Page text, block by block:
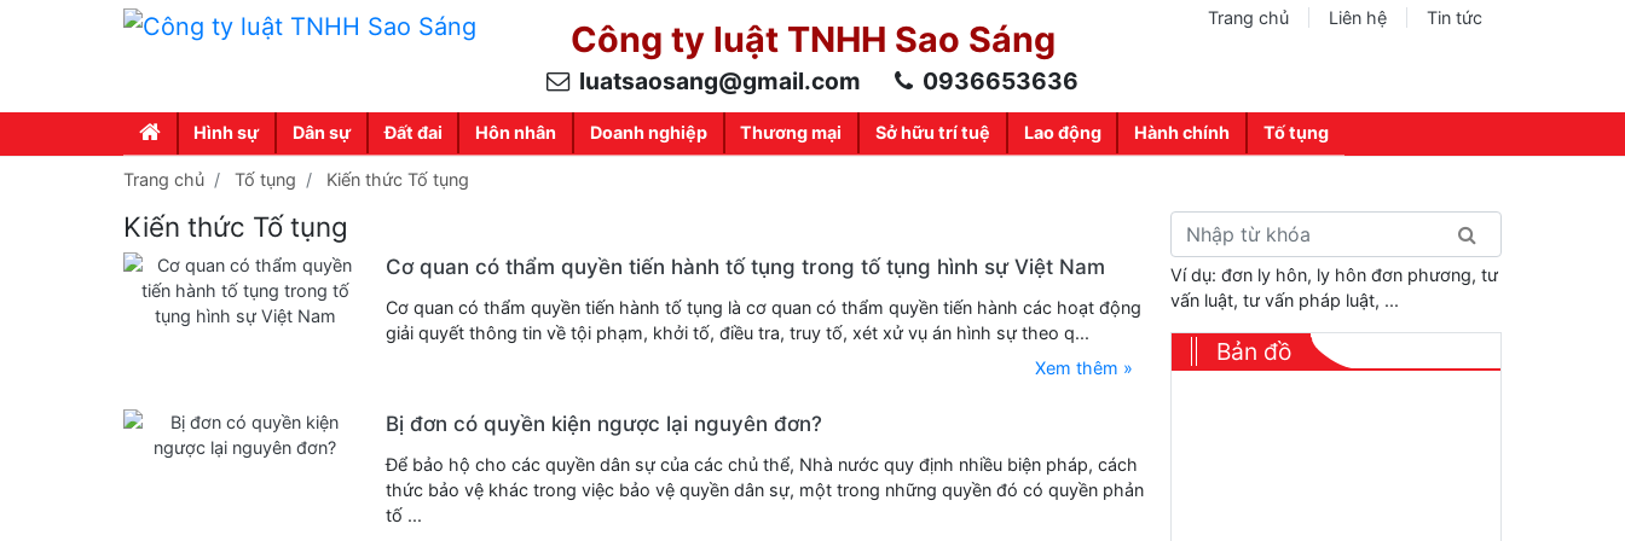
Công ty luật TNHH Sao Sáng
luatsaosang@gmail.com 0936653636
Trang chủ Liên hệ Tin tức
Hình sự Dân sự Đất đai Hôn nhân Doanh nghiệp Thương mại Sở hữu trí tuệ Lao động Hành chính Tố tụng
Trang chủ Tố tụng Kiến thức Tố tụng
Kiến thức Tố tụng
Cơ quan có thẩm quyền tiến hành tố tụng trong tố tụng hình sự Việt Nam
Cơ quan có thẩm quyền tiến hành tố tụng là cơ quan có thẩm quyền tiến hành các hoạt động
giải quyết thông tin về tội phạm, khởi tố, điều tra, truy tố, xét xử vụ án hình sự theo q...
Xem thêm »
Bị đơn có quyền kiện ngược lại nguyên đơn?
Để bảo hộ cho các quyền dân sự của các chủ thể, Nhà nước quy định nhiều biện pháp, cách
thức bảo vệ khác trong việc bảo vệ quyền dân sự, một trong những quyền đó có quyền phản
tố ...
Ví dụ: đơn ly hôn, ly hôn đơn phương, tư
vấn luật, tư vấn pháp luật, ...
Bản đồ